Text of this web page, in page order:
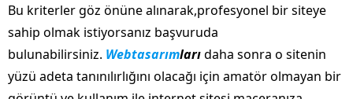
Bu kriterler göz önüne alınarak,profesyonel bir siteye
sahip olmak istiyorsanız başvuruda
bulunabilirsiniz. Webtasarımlarıdaha sonra o sitenin
yüzü adeta tanınılırlığını olacağı için amatör olmayan bir